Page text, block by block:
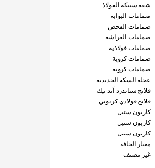
شفة سبيكة الفولاذ
صمامات البوابة
صمامات الفحص
صمامات الفراشة
صمامات فولاذية
صمامات كروية
صمامات كروية
عجلة السكة الحديدية
فلانج ستاندرد آند تيك
فلانج فولاذي كربوني
كاربون ستيل
كاربون ستيل
كاربون ستيل
معيار الحافة
غير مصنف